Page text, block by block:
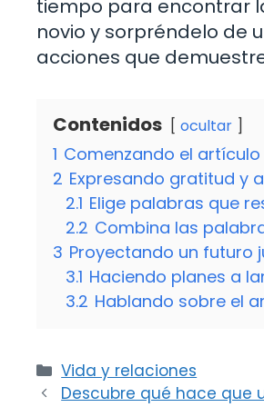
tiempo para encontrar
novio y sorpréndelo de
acciones que
Contenidos ocultar
1 Comenzando el
2 Expresando gratitud y
2.1 Elige palabras que
2.2 Combina las
3 Proyectando un futuro
3.1 Haciendo planes a
3.2 Hablando sobre el
Categorías
Vida y relaciones
Descubre qué hace que